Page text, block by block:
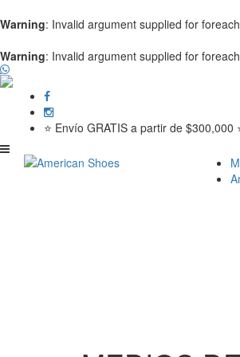
Warning: Invalid argument supplied for
Warning: Invalid argument supplied for
⭐ Envío GRATIS a partir de $300,000